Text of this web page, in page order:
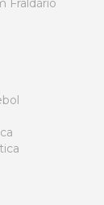
Fraldário